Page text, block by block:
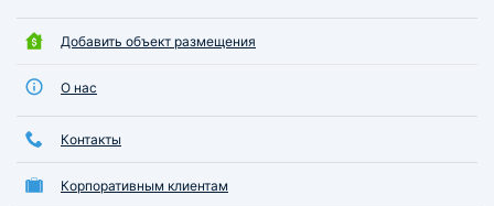
Добавить объект размещения
О нас
Контакты
Корпоративным клиентам